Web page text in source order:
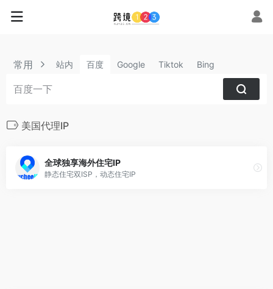
常用 站内 百度 Google Tiktok Bing
美国代理IP
全球独享海外住宅IP
静态住宅双ISP，动态住宅IP